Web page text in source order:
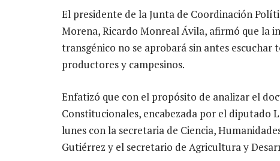
El presidente de la Junta de Coordinación
Morena, Ricardo Monreal Ávila, afirmó que la
transgénico no se aprobará sin antes escuchar
productores y campesinos.
Enfatizó que con el propósito de analizar el
Constitucionales, encabezada por el diputado
lunes con la secretaria de Ciencia,
Gutiérrez y el secretario de Agricultura y